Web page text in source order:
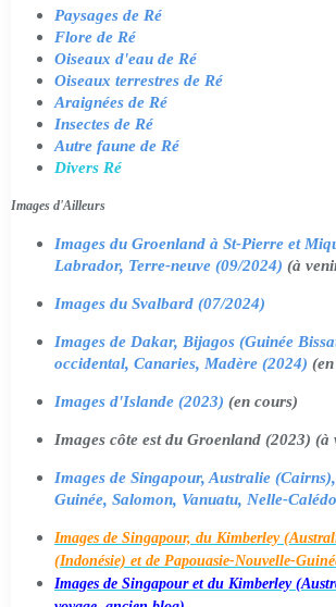
Paysages de Ré
Flore de Ré
Oiseaux d'eau de Ré
Oiseaux terrestres de Ré
Araignées de Ré
Insectes de Ré
Autre faune de Ré
Divers Ré
Images d'Ailleurs
Images du Groenland à St-Pierre et
Labrador, Terre-neuve (09/2024) (à
Images du Svalbard (07/2024)
Images de Dakar, Bijagos (Guinée
occidental, Canaries, Madère (2024)
Images d'Islande (2023) (en cours)
Images côte est du Groenland (2023) (à
Images de Singapour, Australie
Guinée, Salomon, Vanuatu, Nelle-
Images de Singapour, du Kimberley
(Indonésie) et de Papouasie-Nouvelle-
Images de Singapour et du Kimberley